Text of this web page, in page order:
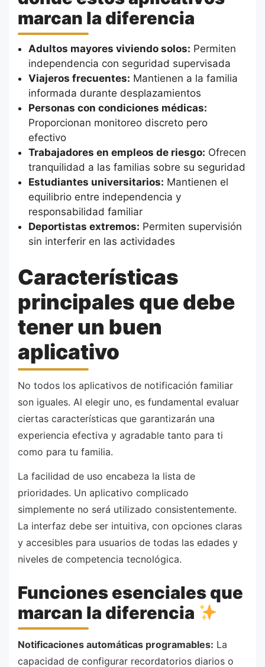
marcan la diferencia
Adultos mayores viviendo solos: Permiten
independencia con seguridad supervisada
Viajeros frecuentes: Mantienen a la familia
informada durante desplazamientos
Personas con condiciones médicas:
Proporcionan monitoreo discreto pero
efectivo
Trabajadores en empleos de riesgo: Ofrecen
tranquilidad a las familias sobre su seguridad
Estudiantes universitarios: Mantienen el
equilibrio entre independencia y
responsabilidad familiar
Deportistas extremos: Permiten supervisión
sin interferir en las actividades
Características
principales que debe
tener un buen
aplicativo
No todos los aplicativos de notificación familiar
son iguales. Al elegir uno, es fundamental evaluar
ciertas características que garantizarán una
experiencia efectiva y agradable tanto para ti
como para tu familia.
La facilidad de uso encabeza la lista de
prioridades. Un aplicativo complicado
simplemente no será utilizado consistentemente.
La interfaz debe ser intuitiva, con opciones claras
y accesibles para usuarios de todas las edades y
niveles de competencia tecnológica.
Funciones esenciales que
marcan la diferencia
Notificaciones automáticas programables: La
capacidad de configurar recordatorios diarios o